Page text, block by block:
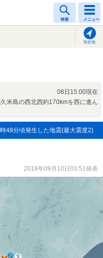
検索 メニュー
現在地
08日15:00現在
米島の西北西約170kmを西に進ん
48分頃発生した地震(最大震度2)
2018年09月10日03:51発表